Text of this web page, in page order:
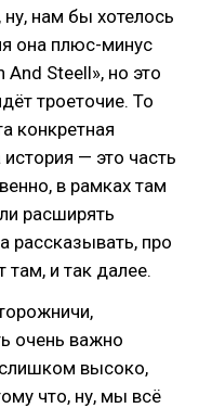
нам бы хотелось
она плюс-минус
Steell», но это
троеточие. То
конкретная
история — это часть
в рамках там
расширять
рассказывать, про
там, и так далее.
очень важно
слишком высоко,
что, ну, мы всё